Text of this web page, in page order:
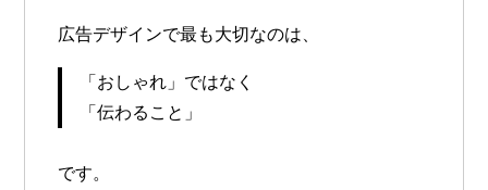
広告デザインで最も大切なのは、
「おしゃれ」ではなく
「伝わること」
です。